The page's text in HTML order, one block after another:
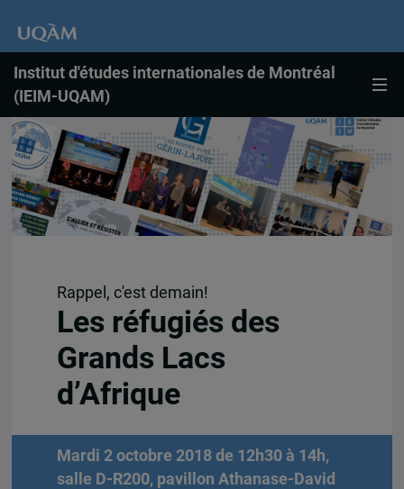
Institut d'études internationales de Montréal
(IEIM-UQAM)
Rappel, c'est demain!
Les réfugiés des
Grands Lacs
d’Afrique
Mardi 2 octobre 2018 de 12h30 à 14h,
salle D-R200, pavillon Athanase-David